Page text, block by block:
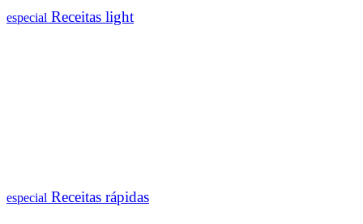
especial Receitas light
especial Receitas rápidas